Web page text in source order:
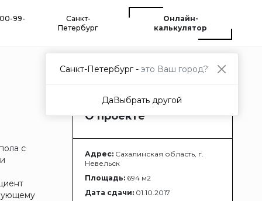
99-
Санкт-
Петербург
Онлайн-
калькулятор
с
О проекте
Адрес: Сахалинская область, г.
Невельск
Площадь: 694 м2
Дата сдачи: 01.10.2017
Санкт-Петербург - это Ваш город?
ДаВыбрать другой